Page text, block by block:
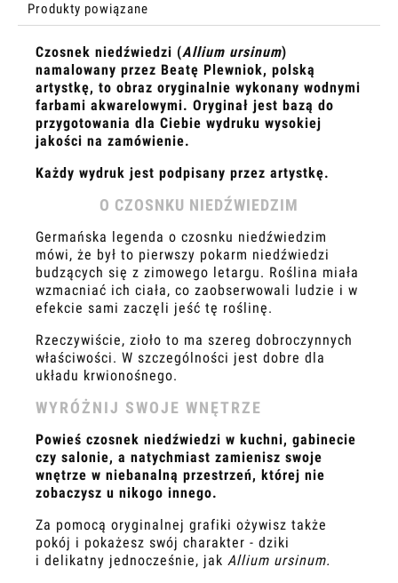
Produkty powiązane
Czosnek niedźwiedzi (Allium ursinum)
namalowany przez Beatę Plewniok, polską
artystkę, to obraz oryginalnie wykonany wodnymi
farbami akwarelowymi. Oryginał jest bazą do
przygotowania dla Ciebie wydruku wysokiej
jakości na zamówienie.
Każdy wydruk jest podpisany przez artystkę.
O CZOSNKU NIEDŹWIEDZIM
Germańska legenda o czosnku niedźwiedzim
mówi, że był to pierwszy pokarm niedźwiedzi
budzących się z zimowego letargu. Roślina miała
wzmacniać ich ciała, co zaobserwowali ludzie i w
efekcie sami zaczęli jeść tę roślinę.
Rzeczywiście, zioło to ma szereg dobroczynnych
właściwości. W szczególności jest dobre dla
układu krwionośnego.
WYRÓŻNIJ SWOJE WNĘTRZE
Powieś czosnek niedźwiedzi w kuchni, gabinecie
czy salonie, a natychmiast zamienisz swoje
wnętrze w niebanalną przestrzeń, której nie
zobaczysz u nikogo innego.
Za pomocą oryginalnej grafiki ożywisz także
pokój i pokażesz swój charakter - dziki
i delikatny jednocześnie, jak Allium ursinum.